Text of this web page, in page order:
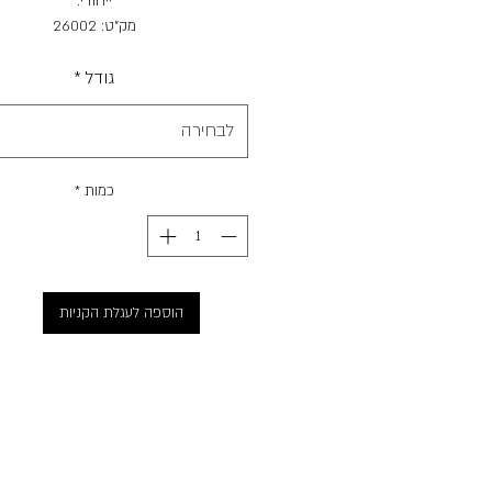
מק"ט: 26002
גודל *
לבחירה
כמות *
הוספה לעגלת הקניות